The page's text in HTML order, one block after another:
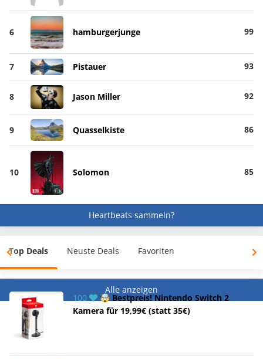
6 hamburgerjunge 99
7 Pistauer 93
8 Jason Miller 92
9 Quasselkiste 86
10 Solomon 85
Heartbeats sammeln?
Top Deals Neuste Deals Favoriten
Alle anzeigen
100
🤯 Bestpreis! Nintendo Switch 2
Kamera für 19,99€ (statt 35€)